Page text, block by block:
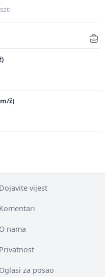
ž)
Dojavite vijest
Komentari
O nama
Privatnost
Oglasi za posao